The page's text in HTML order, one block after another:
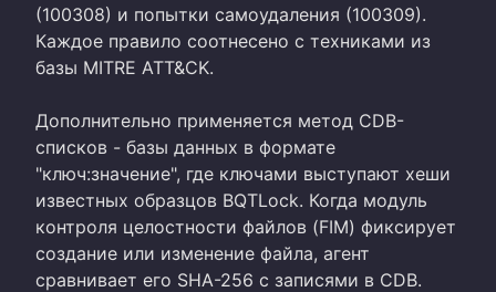
(100308) и попытки самоудаления (100309).
Каждое правило соотнесено с техниками из
базы MITRE ATT&CK.
Дополнительно применяется метод CDB-
списков - базы данных в формате
"ключ:значение", где ключами выступают хеши
известных образцов BQTLock. Когда модуль
контроля целостности файлов (FIM) фиксирует
создание или изменение файла, агент
сравнивает его SHA-256 с записями в CDB.